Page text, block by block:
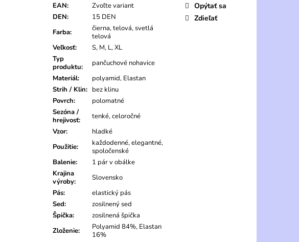
EAN:
Zvoľte variant
DEN:
15 DEN
Farba:
čierna, telová, svetlá
telová
Veľkosť:
S, M, L, XL
Typ
produktu:
pančuchové nohavice
Materiál:
polyamid, Elastan
Strih / Klin: bez klinu
Povrch:
polomatné
Sezóna /
hrejivosť:
tenké, celoročné
Vzor:
hladké
Použitie:
každodenné, elegantné,
spoločenské
Balenie:
1 pár v obálke
Krajina
výroby:
Slovensko
Pás:
elastický pás
Sed:
zosilnený sed
Špička:
zosilnená špička
Zloženie:
Polyamid 84%, Elastan
16%
Opýtať sa
Zdieľať